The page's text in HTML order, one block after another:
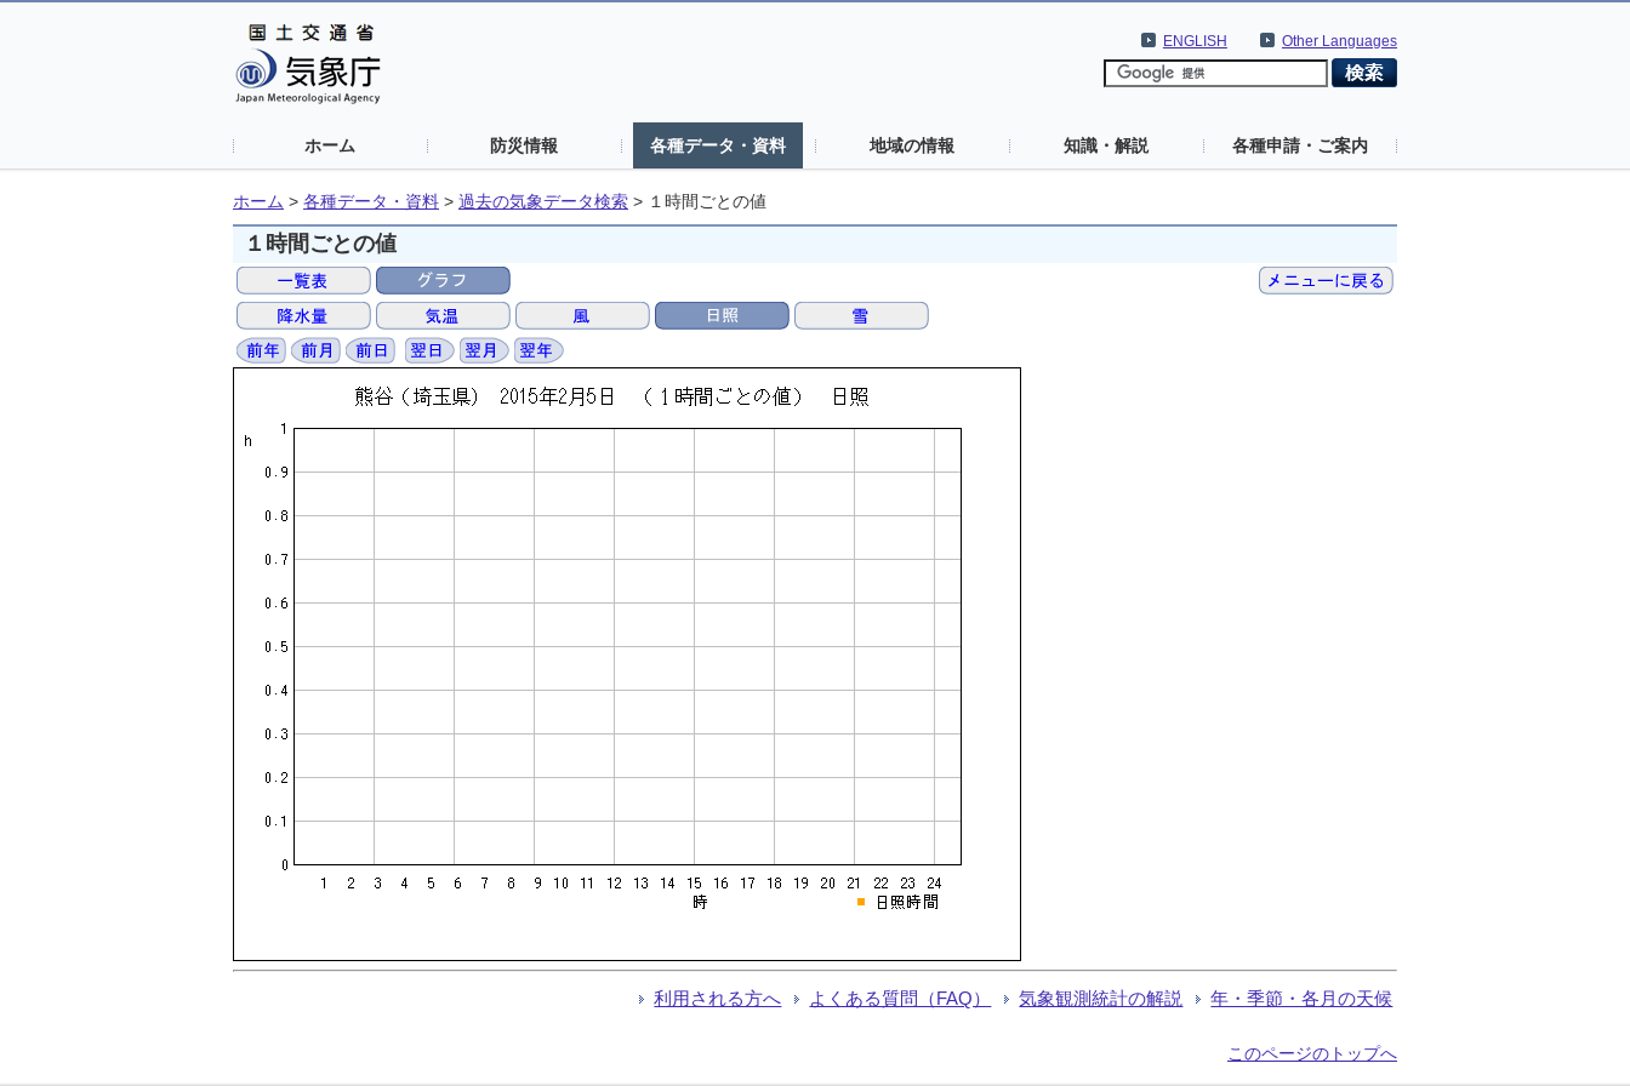
Other Languages
ENGLISH
ホーム 防災情報 各種データ・資料 地域の情報 知識・解説 各種申請・ご案内
ホーム > 各種データ・資料 > 過去の気象データ検索 > １時間ごとの値
１時間ごとの値
利用される方へ よくある質問（FAQ） 気象観測統計の解説 年・季節・各月の天候
このページのトップへ